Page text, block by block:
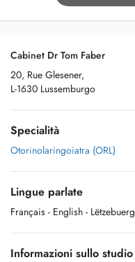
Cabinet Dr Tom Faber
20, Rue Glesener,
L-1630 Lussemburgo
Specialità
Otorinolaringoiatra (ORL)
Lingue parlate
Français - English -
Informazioni sullo